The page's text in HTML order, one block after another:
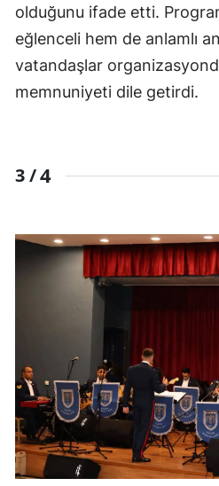
olduğunu ifade etti.
eğlenceli hem de anlamlı
vatandaşlar
memnuniyeti dile getirdi.
3 /4